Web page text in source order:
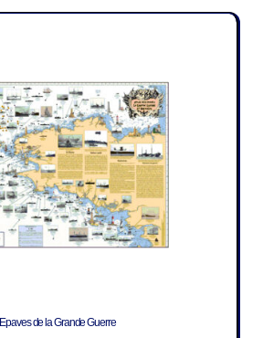
Epaves de la Grande Guerre